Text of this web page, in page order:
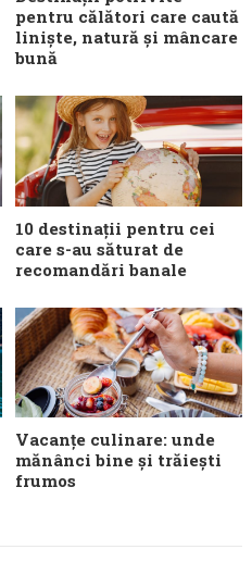
pentru călători care caută
liniște, natură și mâncare
bună
10 destinații pentru cei
care s-au săturat de
recomandări banale
Vacanțe culinare: unde
mănânci bine și trăiești
frumos